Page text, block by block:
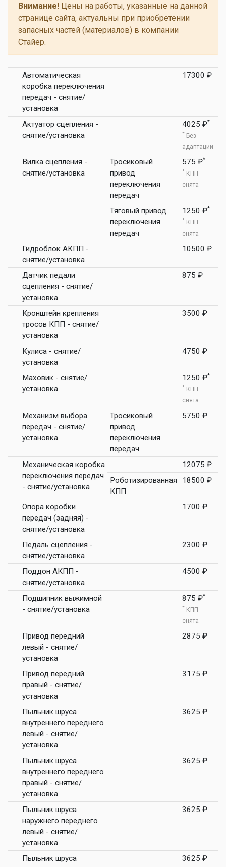
Внимание! Цены на работы, указанные на данной
странице сайта, актуальны при приобретении
запасных частей (материалов) в компании
Стайер.
Автоматическая
коробка переключения
передач - снятие/
установка
17300 ₽
Актуатор сцепления -
снятие/установка
4025 ₽*
* Без
адаптации
Вилка сцепления -
снятие/установка
Тросиковый
привод
переключения
передач
575 ₽*
* КПП
снята
Тяговый привод
переключения
передач
1250 ₽*
* КПП
снята
Гидроблок АКПП -
снятие/установка
10500 ₽
Датчик педали
сцепления - снятие/
установка
875 ₽
Кронштейн крепления
тросов КПП - снятие/
установка
3500 ₽
Кулиса - снятие/
установка
4750 ₽
Маховик - снятие/
установка
1250 ₽*
* КПП
снята
Механизм выбора
передач - снятие/
установка
Тросиковый
привод
переключения
передач
5750 ₽
Механическая коробка
переключения передач
- снятие/установка
12075 ₽
Роботизированная
КПП
18500 ₽
Опора коробки
передач (задняя) -
снятие/установка
1700 ₽
Педаль сцепления -
снятие/установка
2300 ₽
Поддон АКПП -
снятие/установка
4500 ₽
Подшипник выжимной
- снятие/установка
875 ₽*
* КПП
снята
Привод передний
левый - снятие/
установка
2875 ₽
Привод передний
правый - снятие/
установка
3175 ₽
Пыльник шруса
внутреннего переднего
левый - снятие/
установка
3625 ₽
Пыльник шруса
внутреннего переднего
правый - снятие/
установка
3625 ₽
Пыльник шруса
наружнего переднего
левый - снятие/
установка
3625 ₽
Пыльник шруса
3625 ₽